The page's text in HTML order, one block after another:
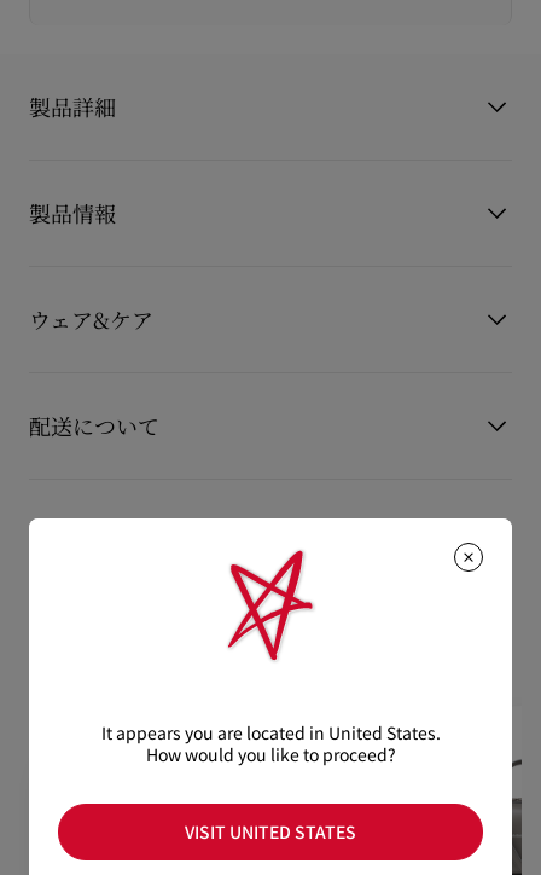
製品詳細
2026年4月8日 (水) より 価格改定をいたします。
プオンスニーカー。 ゴムバンド付きのアッパーで、快適な履き
もっと読む
製品情報
素材 ヴーベロア（スエード）
ウェア&ケア
つかの注意事項がございます。詳しくは製品のお手入れをご確
認くださいませ。
配送について
15,000円(税込)以上のご注文は、送料無料でお届けいたしま
15,000円(税込)未満のご注文は、850円(税込)となります。
通常1-2営業日以内にヤマト運輸にて発送いたします。
※なお、一部の地域や天候不良、決済確認等により発送が遅延す
る場合がございます。ご了承ください。
詳しい配送に関する情報は下記よりご確認くださいませ。
返品・交換について
カスタマーサービス
のいただいた場合、かつ未使用の場合に限り返品交換を受け付
けております。返品送料は無料です。
おすすめの製品
It appears you are located in United States.
How would you like to proceed?
VISIT UNITED STATES